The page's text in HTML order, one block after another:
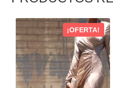
¡OFERTA!
ESTE
PRODUCTO
TIENE
MÚLTIPLES
VARIANTES.
LAS